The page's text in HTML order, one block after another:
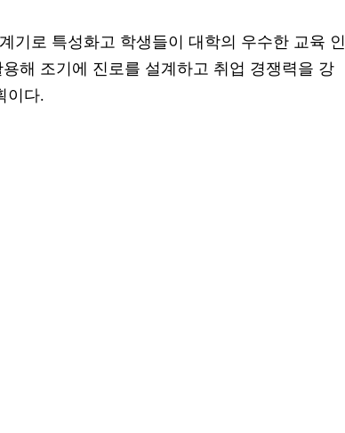
기로 특성화고 학생들이 대학의 우수한 교육 인
해 조기에 진로를 설계하고 취업 경쟁력을 강
이다.